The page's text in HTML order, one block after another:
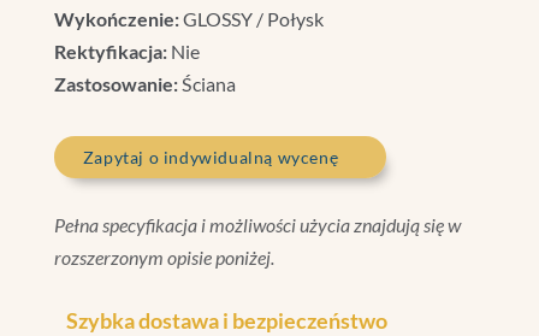
Wykończenie:GLOSSY / Połysk
Rektyfikacja:Nie
Zastosowanie:Ściana
Zapytaj o indywidualną wycenę
Pełna specyfikacja i możliwości użycia znajdują się w
rozszerzonym opisie poniżej.
Szybka dostawa i bezpieczeństwo